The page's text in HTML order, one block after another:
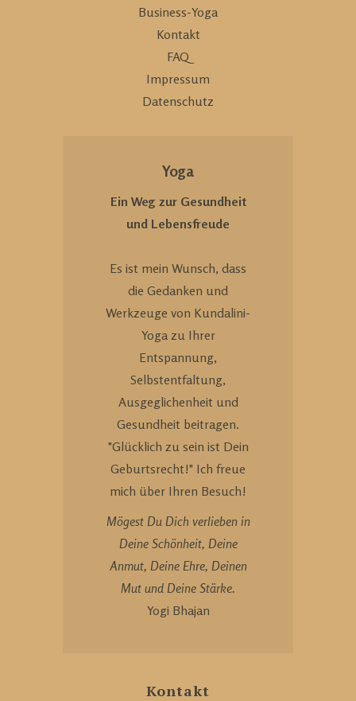
Business-Yoga
Kontakt
FAQ
Impressum
Datenschutz
Yoga
Ein Weg zur Gesundheit
und Lebensfreude
Es ist mein Wunsch, dass
die Gedanken und
Werkzeuge von Kundalini-
Yoga zu Ihrer
Entspannung,
Selbstentfaltung,
Ausgeglichenheit und
Gesundheit beitragen.
"Glücklich zu sein ist Dein
Geburtsrecht!" Ich freue
mich über Ihren Besuch!
Mögest Du Dich verlieben in
Deine Schönheit, Deine
Anmut, Deine Ehre, Deinen
Mut und Deine Stärke.
Yogi Bhajan
Kontakt